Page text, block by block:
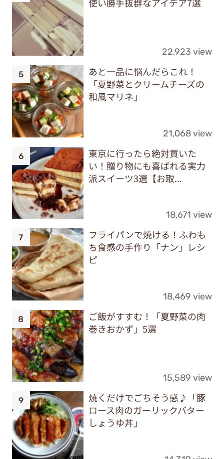
22,923 view
あと一品に悩んだらこれ！
「夏野菜とクリームチーズの
和風マリネ」
21,068 view
東京に行ったら絶対買いた
い！贈り物にも喜ばれる実力
派スイーツ3選【お取...
18,671 view
フライパンで焼ける！ふわも
ち食感の手作り「ナン」レシ
ピ
18,469 view
ご飯がすすむ！「夏野菜の肉
巻きおかず」5選
15,589 view
焼くだけでごちそう感♪「豚
ロース肉のガーリックバター
しょうゆ丼」